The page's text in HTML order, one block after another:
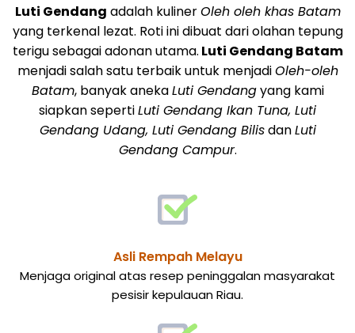
Luti Gendang adalah kulinerOleh oleh khas Batam
yang terkenal lezat. Roti ini dibuat dari olahan tepung
terigu sebagai adonan utama. Luti Gendang Batam
menjadi salah satu terbaik untuk menjadiOleh-oleh
Batam, banyak anekaLuti Gendangyang kami
siapkan sepertiLuti Gendang Ikan Tuna, Luti
Gendang Udang, Luti Gendang BilisdanLuti
Gendang Campur.
Asli Rempah Melayu
Menjaga original atas resep peninggalan masyarakat
pesisir kepulauan Riau.